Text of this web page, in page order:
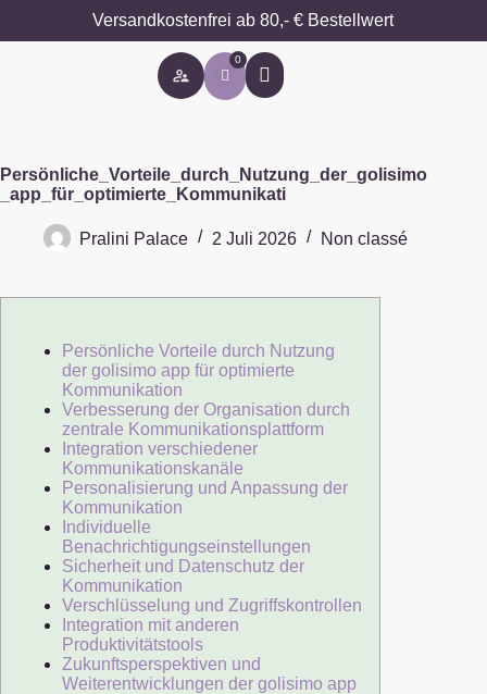
Versandkostenfrei ab 80,- € Bestellwert
0
Persönliche_Vorteile_durch_Nutzung_der_golisimo
_app_für_optimierte_Kommunikati
Pralini Palace 2 Juli 2026 Non classé
Persönliche Vorteile durch Nutzung
der golisimo app für optimierte
Kommunikation
Verbesserung der Organisation durch
zentrale Kommunikationsplattform
Integration verschiedener
Kommunikationskanäle
Personalisierung und Anpassung der
Kommunikation
Individuelle
Benachrichtigungseinstellungen
Sicherheit und Datenschutz der
Kommunikation
Verschlüsselung und Zugriffskontrollen
Integration mit anderen
Produktivitätstools
Zukunftsperspektiven und
Weiterentwicklungen der golisimo app